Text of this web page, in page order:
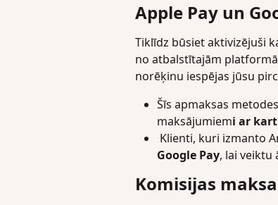
Apple Pay un
Tiklīdz būsiet aktivizējuši
no atbalstītajām
norēķinu iespējas jūsu
Šīs apmaksas
maksājumiemi ar
Klienti, kuri izmanto
Google Pay, lai veiktu
Komisijas maksa